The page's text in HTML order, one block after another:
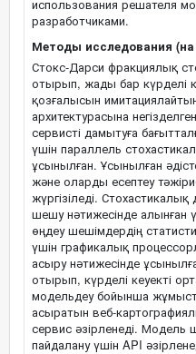
использования решателя
разработчиками.
Методы исследования (на
Стокс-Дарси фракциялық
отырып, жады бар күрделі
қозғалысын имитациялайтын
архитектурасына
сервисті дамытуға
үшін параллель
ұсынылған. Ұсынылған
және оларды есептеу
жүргізіледі.
шешу нәтижесінде алынған
өңдеу шешімдердің
үшін графикалық
асыру нәтижесінде
отырып, күрделі кеуекті
модельдеу бойынша
асыратын веб-
сервис әзірленеді. Модель
пайдалану үшін API